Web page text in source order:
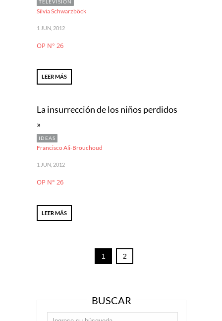
TELEVISIÓN
Silvia Schwarzböck
1 JUN, 2012
OP N° 26
LEER MÁS
La insurrección de los niños perdidos
»
IDEAS
Francisco Ali-Brouchoud
1 JUN, 2012
OP N° 26
LEER MÁS
1 2
BUSCAR